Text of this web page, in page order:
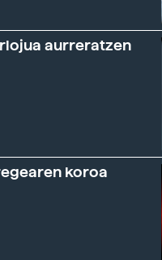
aurreratzen
koroa